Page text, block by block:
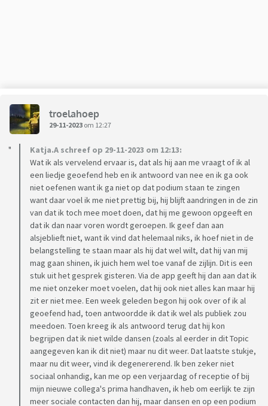
troelahoep
29-11-2023 om 12:27
Katja.A schreef op 29-11-2023 om 12:13:
Wat ik als vervelend ervaar is, dat als hij aan me vraagt of ik al
een liedje geoefend heb en ik antwoord van nee en ik ga ook
niet oefenen want ik ga niet op dat podium staan te zingen
want daar voel ik me niet prettig bij, hij blijft aandringen in de zin
van dat ik toch mee moet doen, dat hij me gewoon opgeeft en
dat ik dan naar voren wordt geroepen. Ik geef dan aan
alsjeblieft niet, want ik vind dat helemaal niks, ik hoef niet in de
belangstelling te staan maar als hij dat wel wilt, dat hij van mij
mag gaan shinen, ik juich hem wel toe vanaf de zijlijn. Dit is een
stuk uit het gesprek gisteren. Via de app geeft hij dan aan dat ik
me niet onzeker moet voelen, dat hij ook niet alles kan maar hij
zit er niet mee. Een week geleden begon hij ook over of ik al
geoefend had, toen antwoordde ik dat ik wel als publiek zou
meedoen. Toen kreeg ik als antwoord terug dat hij kon
begrijpen dat ik niet wilde dansen (zoals al eerder in dit Topic
aangegeven kan ik dit niet) maar nu dit weer. Dat laatste stukje,
maar nu dit weer, vind ik degenererend. Ik ben zeker niet
sociaal onhandig, kan me op een verjaardag of receptie of bij
mijn nieuwe collega's prima handhaven, ik heb om eerlijk te zijn
meer sociale contacten dan hij, maar dansen en op een podium